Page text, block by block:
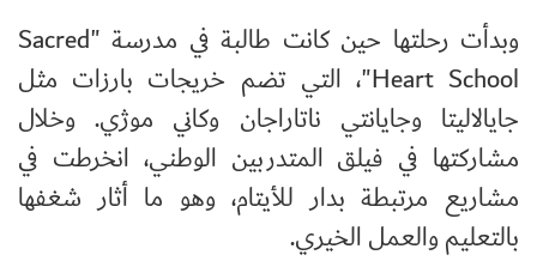
وبدأت رحلتها حين كانت طالبة في مدرسة "Sacred
Heart School"، التي تضم خريجات بارزات مثل
جايالاليتا وجايانتي ناتاراجان وكاني موژي. وخلال
مشاركتها في فيلق المتدربين الوطني، انخرطت في
مشاريع مرتبطة بدار للأيتام، وهو ما أثار شغفها
بالتعليم والعمل الخيري.